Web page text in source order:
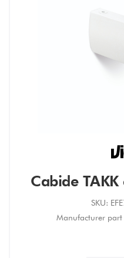
Cabide
SKU:
Manufacturer part